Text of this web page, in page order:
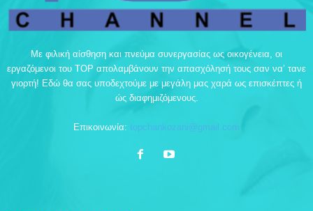
Με φιλική αίσθηση και πνεύμα συνεργασίας ως οικογένεια, οι
εργαζόμενοι του TOP απολαμβάνουν την απασχόλησή τους σαν να’ τανε
γιορτή! Εδώ θα σας υποδεχτούμε με μεγάλη μας χαρά ως επισκέπτες ή
ώς διαφημιζόμενους.
Επικοινωνία: topchankozani@gmail.com